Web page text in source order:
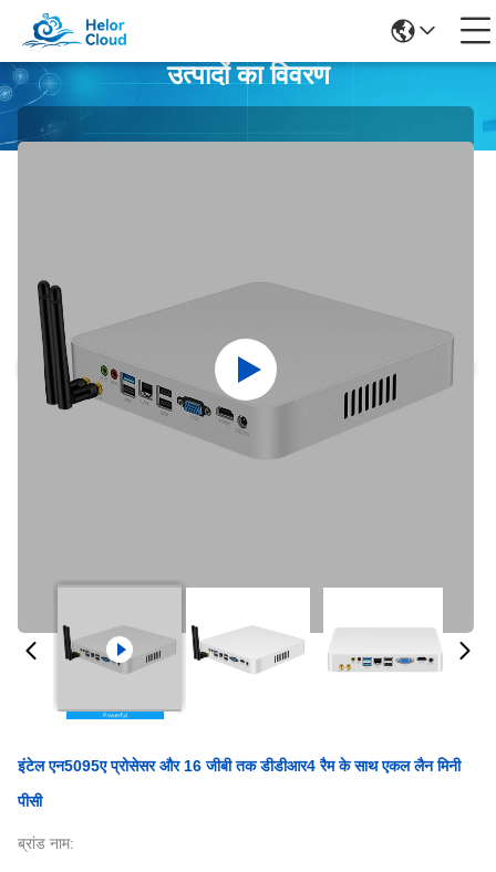
उत्पादों का विवरण
इंटेल एन5095ए प्रोसेसर और 16 जीबी तक डीडीआर4 रैम के साथ एकल लैन मिनी
पीसी
ब्रांड नाम: